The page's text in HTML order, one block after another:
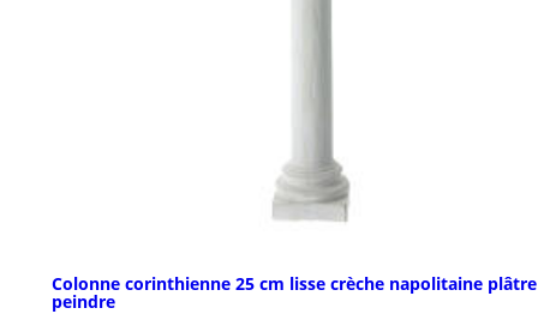
Colonne corinthienne 25 cm lisse crèche napolitaine
peindre